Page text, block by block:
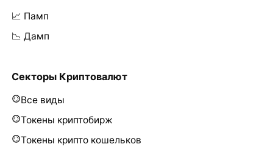
📈 Памп
📉 Дамп
Секторы Криптовалют
Все виды
Токены криптобирж
Токены крипто кошельков